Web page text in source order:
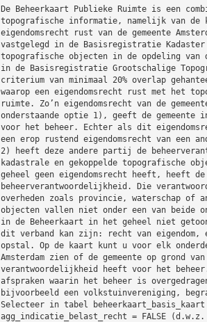
De Beheerkaart Publieke Ruimte is een
topografische informatie, namelijk van de
eigendomsrecht rust van de gemeente
vastgelegd in de Basisregistratie Kadaster
topografische objecten in de opdeling van
in de Basisregistratie Grootschalige
criterium van minimaal 20% overlap
waarop een eigendomsrecht rust met het
ruimte. Zo’n eigendomsrecht van de
onderstaande optie 1), geeft de
voor het beheer. Echter als dit
een erop rustend eigendomsrecht van een
2) heeft deze andere partij de
kadastrale en gekoppelde topografische
geheel geen eigendomsrecht heeft, heeft de
beheerverantwoordelijkheid. Die
overheden zoals provincie, waterschap of
objecten vallen niet onder een van beide
in de Beheerkaart in het geheel niet
dit verband kan zijn: recht van
opstal. Op de kaart kunt u voor elk
Amsterdam zien of de gemeente op grond
verantwoordelijkheid heeft voor het
afspraken waarin het beheer is
bijvoorbeeld een volkstuinvereniging,
Selecteer in tabel
agg_indicatie_belast_recht = FALSE